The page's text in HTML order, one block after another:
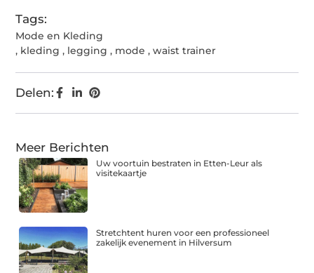
Tags:
Mode en Kleding
, kleding , legging , mode ,waist trainer
Delen:
Meer Berichten
Uw voortuin bestraten in Etten-Leur als
visitekaartje
Stretchtent huren voor een professioneel
zakelijk evenement in Hilversum